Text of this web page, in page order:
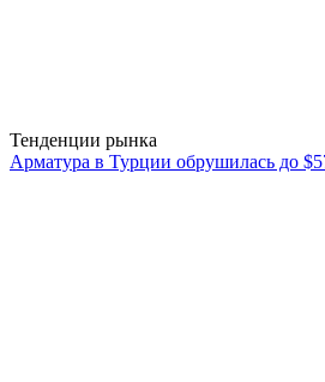
Тенденции рынка
Арматура в Турции обрушилась до